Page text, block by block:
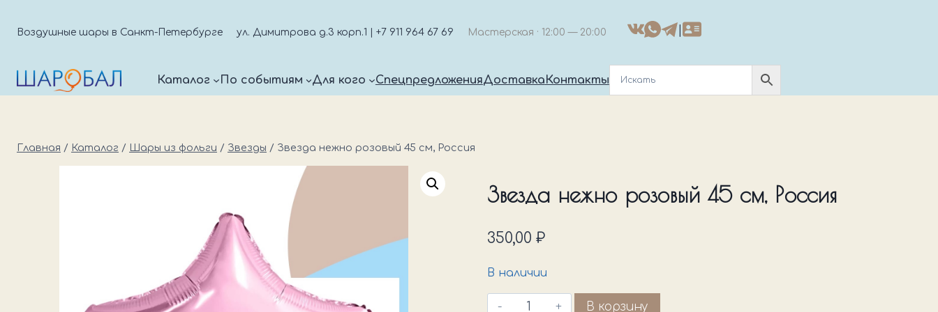
Воздушные шары в Санкт-Петербурге ул. Димитрова д.3 корп.1 | +7 911 964 67 69 Мастерская · 12:00 — 20:00
Каталог По событиям Для кого СпецпредложенияДоставка Контакты
Главная / Каталог / Шары из фольги / Звезды / Звезда нежно розовый 45 см, Россия
Звезда нежно розовый 45 см, Россия
350,00 ₽
В наличии
КоличествоВ корзину